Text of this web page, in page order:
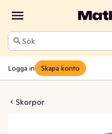
Sök
Logga in Skapa konto
Skorpor
Kardemumma